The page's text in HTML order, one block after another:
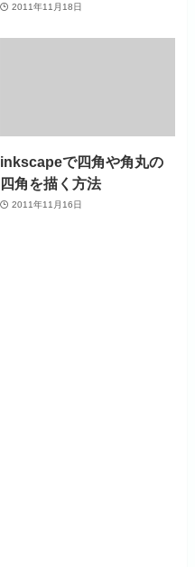
2011年11月18日
inkscapeで四角や角丸の
四角を描く方法
2011年11月16日